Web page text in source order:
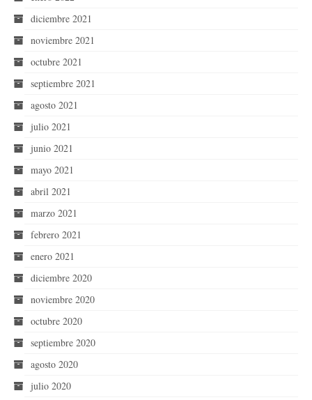
diciembre 2021
noviembre 2021
octubre 2021
septiembre 2021
agosto 2021
julio 2021
junio 2021
mayo 2021
abril 2021
marzo 2021
febrero 2021
enero 2021
diciembre 2020
noviembre 2020
octubre 2020
septiembre 2020
agosto 2020
julio 2020